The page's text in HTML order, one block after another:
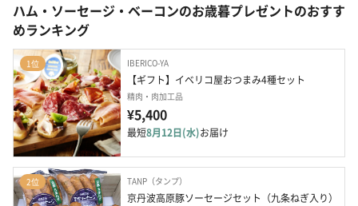
ハム・ソーセージ・ベーコンのお歳暮プレゼントのおすす
めランキング
1位 IBERICO-YA
【ギフト】イベリコ屋おつまみ4種セット
精肉・肉加工品
¥5,400
最短8月12日(水)お届け
2位 TANP（タンプ）
京丹波高原豚ソーセージセット（九条ねぎ入り）